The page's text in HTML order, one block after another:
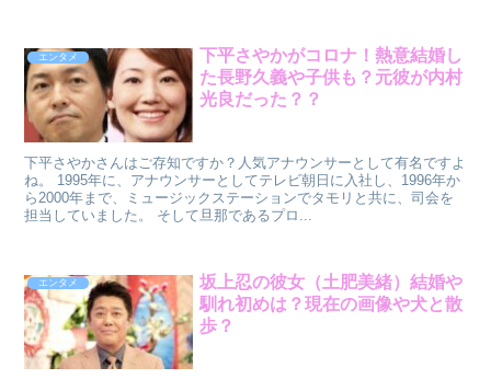
エンタメ
下平さやかがコロナ！熱意結婚し
た長野久義や子供も？元彼が内村
光良だった？？
下平さやかさんはご存知ですか？人気アナウンサーとして有名ですよ
ね。 1995年に、アナウンサーとしてテレビ朝日に入社し、1996年か
ら2000年まで、ミュージックステーションでタモリと共に、司会を
担当していました。 そして旦那であるプロ...
エンタメ
坂上忍の彼女（土肥美緒）結婚や
馴れ初めは？現在の画像や犬と散
歩？